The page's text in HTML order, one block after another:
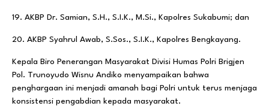
19. AKBP Dr. Samian, S.H., S.I.K., M.Si., Kapolres Sukabumi; dan
20. AKBP Syahrul Awab, S.Sos., S.I.K., Kapolres Bengkayang.
Kepala Biro Penerangan Masyarakat Divisi Humas Polri Brigjen
Pol. Trunoyudo Wisnu Andiko menyampaikan bahwa
penghargaan ini menjadi amanah bagi Polri untuk terus menjaga
konsistensi pengabdian kepada masyarakat.